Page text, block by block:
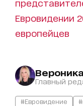
Евровидении
европейцев
Главный
#Евровидение